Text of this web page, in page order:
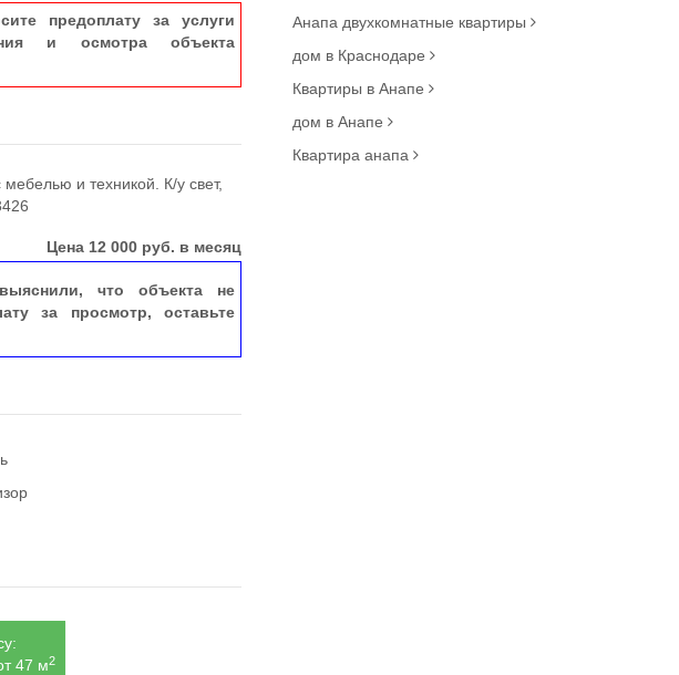
предоплату за услуги
и осмотра объекта
и техникой. К/у свет,
Цена 12 000 руб. в месяц
что объекта не
за просмотр, оставьте
47 м2
Анапа двухкомнатные квартиры
дом в Краснодаре
Квартиры в Анапе
дом в Анапе
Квартира анапа